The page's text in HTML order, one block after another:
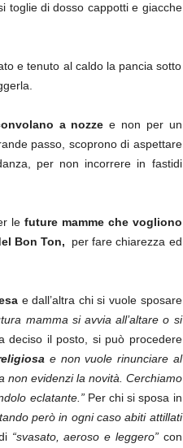
toglie di dosso cappotti e giacche
e tenuto al caldo la pancia sotto
a nozze e non per un
passo, scoprono di aspettare
per non incorrere in fastidi
le future mamme che vogliono
Bon Ton, per fare chiarezza ed
e dall’altra chi si vuole sposare
mamma si avvia all’altare o si
deciso il posto, si può procedere
e non vuole rinunciare al
non evidenzi la novità. Cerchiamo
eclatante.”Per chi si sposa in
però in ogni caso abiti attillati
“svasato, aeroso e leggero”con